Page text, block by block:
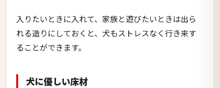
入りたいときに入れて、家族と遊びたいときは出ら
れる造りにしておくと、犬もストレスなく行き来す
ることができます。
犬に優しい床材